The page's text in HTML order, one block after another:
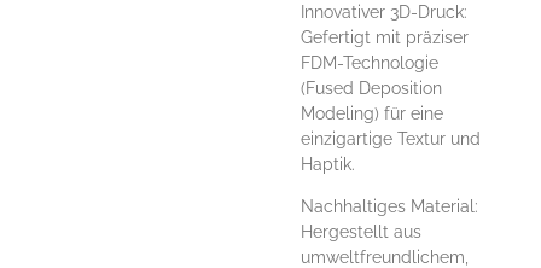
Innovativer 3D-Druck:
Gefertigt mit präziser
FDM-Technologie
(Fused Deposition
Modeling) für eine
einzigartige Textur und
Haptik.
Nachhaltiges Material:
Hergestellt aus
umweltfreundlichem,